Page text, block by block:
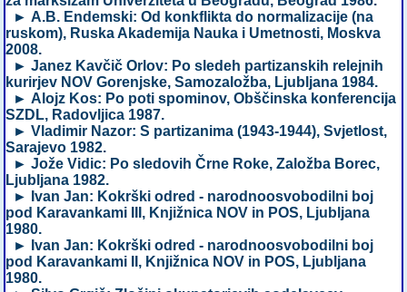
► A.B. Endemski: Od konkflikta do normalizacije (na
ruskom), Ruska Akademija Nauka i Umetnosti, Moskva
2008.
► Janez Kavčič Orlov: Po sledeh partizanskih relejnih
kurirjev NOV Gorenjske, Samozaložba, Ljubljana 1984.
► Alojz Kos: Po poti spominov, Obščinska konferencija
SZDL, Radovljica 1987.
► Vladimir Nazor: S partizanima (1943-1944), Svjetlost,
Sarajevo 1982.
► Jože Vidic: Po sledovih Črne Roke, Založba Borec,
Ljubljana 1982.
► Ivan Jan: Kokrški odred - narodnoosvobodilni boj
pod Karavankami III, Knjižnica NOV in POS, Ljubljana
1980.
► Ivan Jan: Kokrški odred - narodnoosvobodilni boj
pod Karavankami II, Knjižnica NOV in POS, Ljubljana
1980.